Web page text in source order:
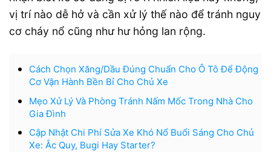
vị trí nào dễ hở và cần xử lý thế nào để tránh nguy
cơ cháy nổ cũng như hư hỏng lan rộng.
Cách Chọn Xăng/Dầu Đúng Chuẩn Cho Ô Tô Để Động
Cơ Vận Hành Bền Bỉ Cho Chủ Xe
Mẹo Xử Lý Và Phòng Tránh Nấm Mốc Trong Nhà Cho
Gia Đình
Cập Nhật Chi Phí Sửa Xe Khó Nổ Buổi Sáng Cho Chủ
Xe: Ắc Quy, Bugi Hay Starter?